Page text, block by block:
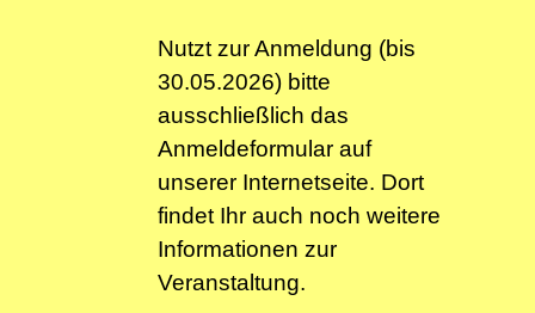
Nutzt zur Anmeldung (bis
30.05.2026) bitte
ausschließlich das
Anmeldeformular auf
unserer Internetseite. Dort
findet Ihr auch noch weitere
Informationen zur
Veranstaltung.